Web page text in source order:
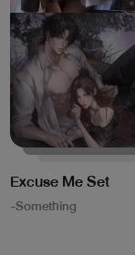
Excuse Me Set
-Something